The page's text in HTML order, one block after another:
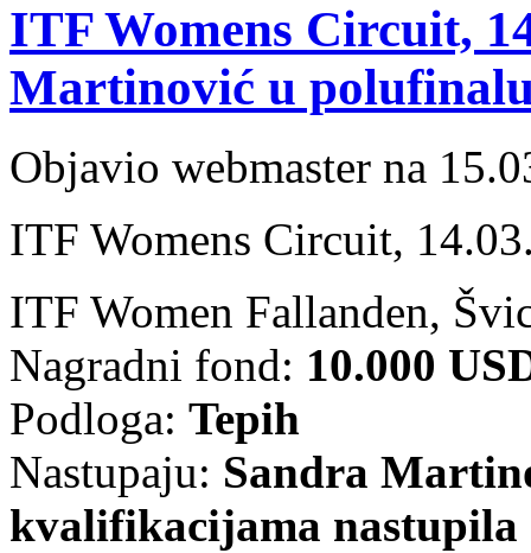
ITF Womens Circuit,
Martinović u
Objavio webmaster na
ITF Womens Circuit,
ITF Women Fallanden,
Nagradni fond: 10.000
Podloga: Tepih
Nastupaju: Sandra
kvalifikacijama nastupila